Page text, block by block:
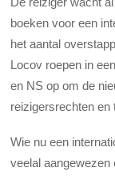
boeken voor een
het aantal
Locov roepen in
en NS op om de
reizigersrechten en
Wie nu een
veelal